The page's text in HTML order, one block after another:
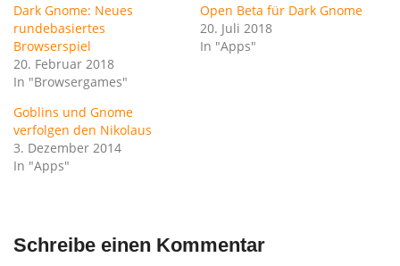
Dark Gnome: Neues
rundebasiertes
Browserspiel
20. Februar 2018
In "Browsergames"
Open Beta für Dark Gnome
20. Juli 2018
In "Apps"
Goblins und Gnome
verfolgen den Nikolaus
3. Dezember 2014
In "Apps"
Schreibe einen Kommentar